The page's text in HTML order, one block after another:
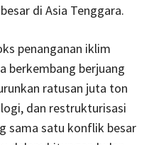
di Asia Tenggara.
penanganan iklim
berkembang berjuang
ratusan juta ton
dan restrukturisasi
sama satu konflik besar